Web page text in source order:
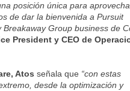
posición única para
de dar la bienvenida a Pursuit
Group business de
President y CEO de
Atosseñala que “con estas
desde la optimización y